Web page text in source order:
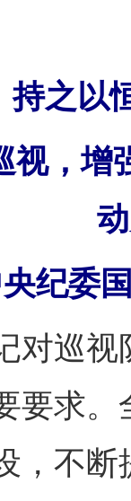
持之以
，增
纪委
巡视
要求
，不